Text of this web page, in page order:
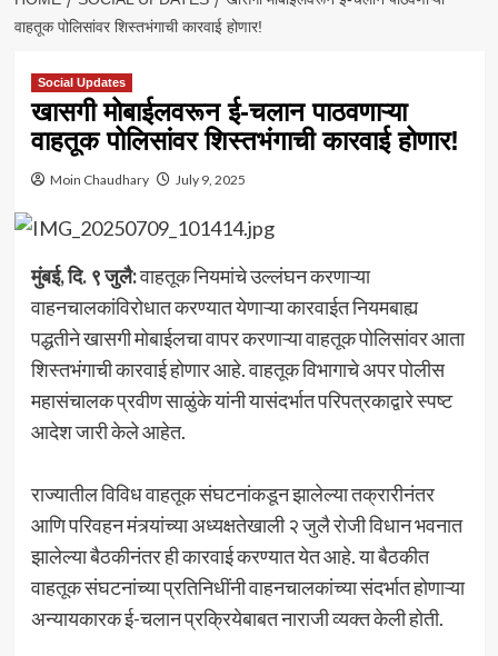
वाहतूक पोलिसांवर शिस्तभंगाची कारवाई होणार!
Social Updates
खासगी मोबाईलवरून ई-चलान पाठवणाऱ्या
वाहतूक पोलिसांवर शिस्तभंगाची कारवाई होणार!
Moin Chaudhary July 9, 2025
मुंबई, दि. ९ जुलै:वाहतूक नियमांचे उल्लंघन करणाऱ्या
वाहनचालकांविरोधात करण्यात येणाऱ्या कारवाईत नियमबाह्य
पद्धतीने खासगी मोबाईलचा वापर करणाऱ्या वाहतूक पोलिसांवर आता
शिस्तभंगाची कारवाई होणार आहे. वाहतूक विभागाचे अपर पोलीस
महासंचालक प्रवीण साळुंके यांनी यासंदर्भात परिपत्रकाद्वारे स्पष्ट
आदेश जारी केले आहेत.
राज्यातील विविध वाहतूक संघटनांकडून झालेल्या तक्रारीनंतर
आणि परिवहन मंत्र्यांच्या अध्यक्षतेखाली २ जुलै रोजी विधान भवनात
झालेल्या बैठकीनंतर ही कारवाई करण्यात येत आहे. या बैठकीत
वाहतूक संघटनांच्या प्रतिनिधींनी वाहनचालकांच्या संदर्भात होणाऱ्या
अन्यायकारक ई-चलान प्रक्रियेबाबत नाराजी व्यक्त केली होती.